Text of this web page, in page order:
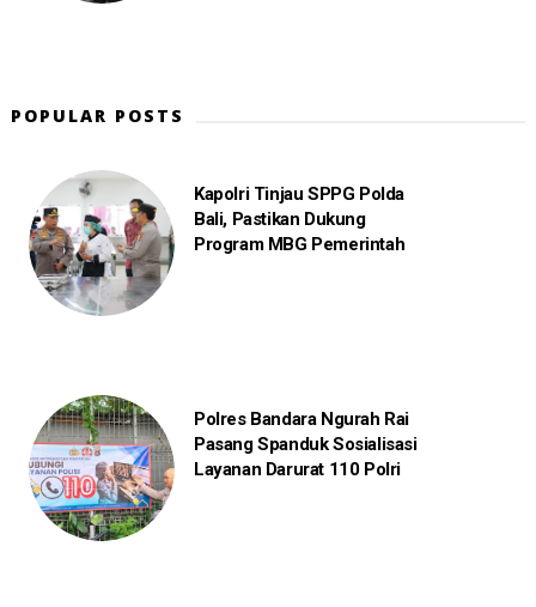
POPULAR POSTS
Kapolri Tinjau SPPG Polda
Bali, Pastikan Dukung
Program MBG Pemerintah
Polres Bandara Ngurah Rai
Pasang Spanduk Sosialisasi
Layanan Darurat 110 Polri